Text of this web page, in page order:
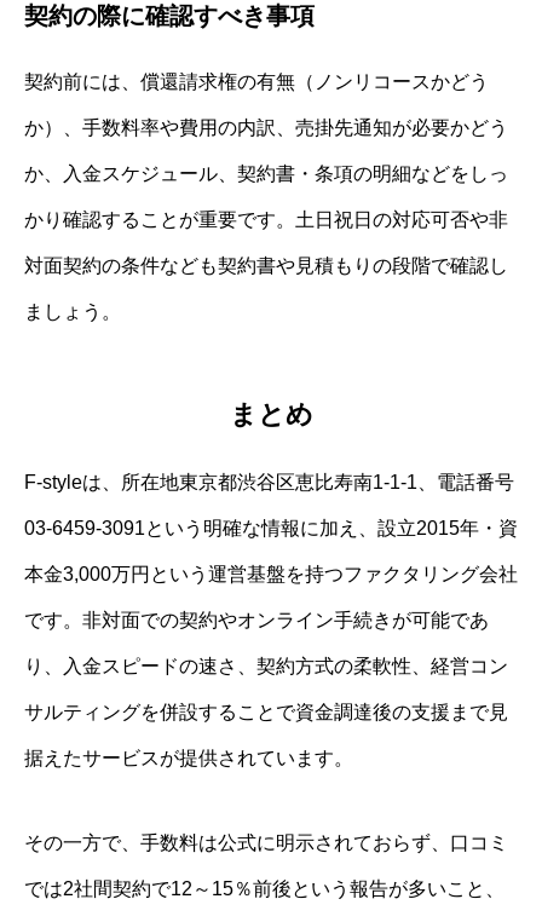
契約の際に確認すべき事項
契約前には、償還請求権の有無（ノンリコースかどう
か）、手数料率や費用の内訳、売掛先通知が必要かどう
か、入金スケジュール、契約書・条項の明細などをしっ
かり確認することが重要です。土日祝日の対応可否や非
対面契約の条件なども契約書や見積もりの段階で確認し
ましょう。
まとめ
F-styleは、所在地東京都渋谷区恵比寿南1-1-1、電話番号
03-6459-3091という明確な情報に加え、設立2015年・資
本金3,000万円という運営基盤を持つファクタリング会社
です。非対面での契約やオンライン手続きが可能であ
り、入金スピードの速さ、契約方式の柔軟性、経営コン
サルティングを併設することで資金調達後の支援まで見
据えたサービスが提供されています。
その一方で、手数料は公式に明示されておらず、口コミ
では2社間契約で12～15％前後という報告が多いこと、